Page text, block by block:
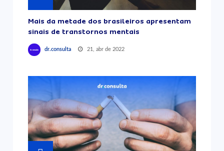
Mais da metade dos brasileiros apresentam
sinais de transtornos mentais
dr.consulta 21, abr de 2022